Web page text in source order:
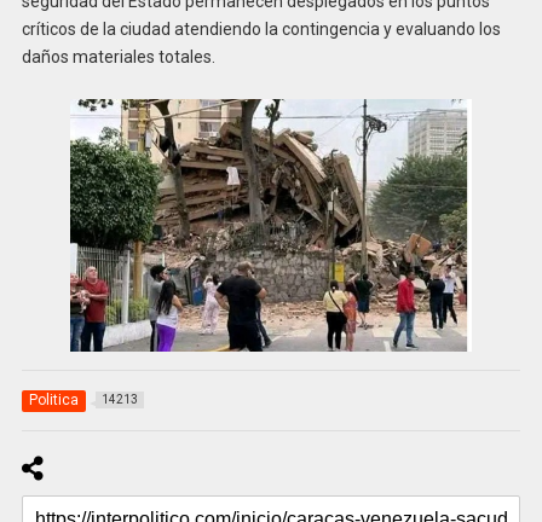
críticos de la ciudad atendiendo la contingencia y evaluando los
daños materiales totales.
Politica 14213